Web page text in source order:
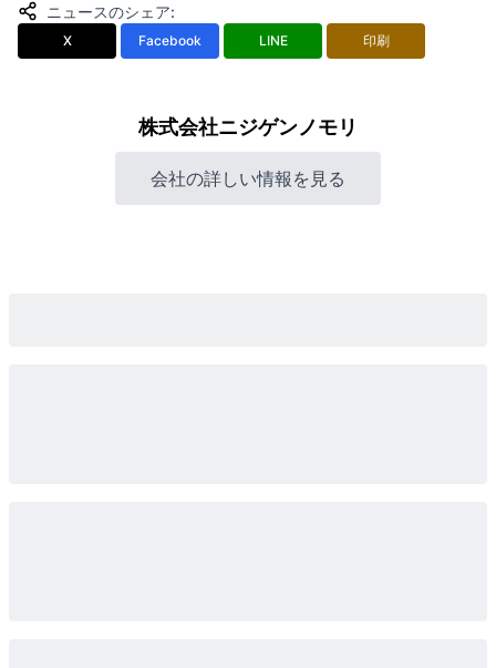
ニュースのシェア:
X Facebook LINE 印刷
株式会社ニジゲンノモリ
会社の詳しい情報を見る